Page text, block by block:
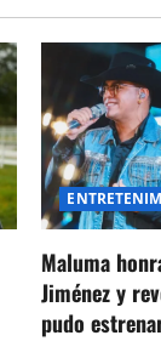
Maluma
Jiménez y
pudo